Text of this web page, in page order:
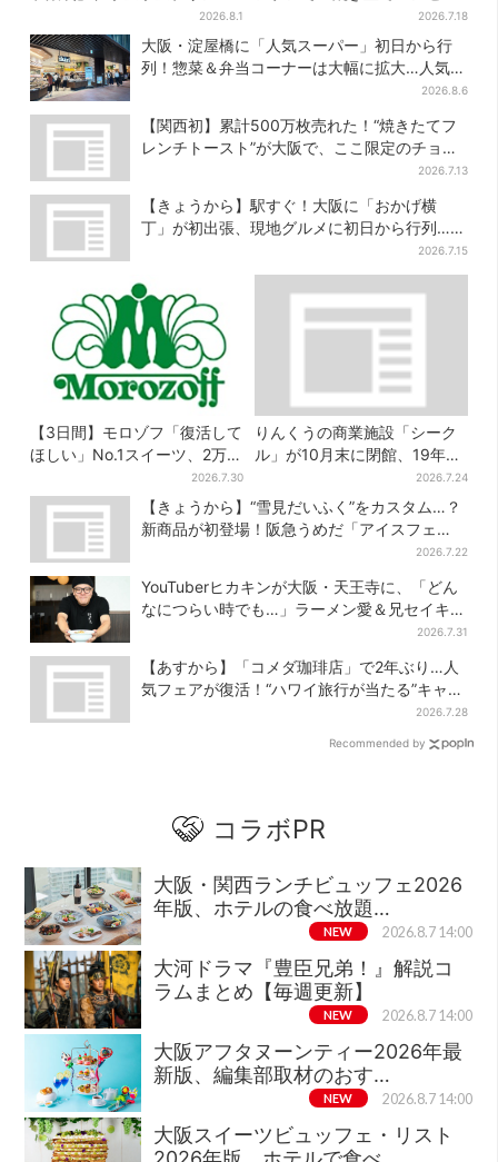
初コラボ 紙袋まで限定デザ
インに
2026.8.1
ル」、人気シリーズがお得
に…チョコクッキーも対象
2026.7.18
大阪・淀屋橋に「人気スーパー」初日から行
列！惣菜＆弁当コーナーは大幅に拡大…人気商
2026.8.6
【関西初】累計500万枚売れた！“焼きたてフ
レンチトースト”が大阪で、ここ限定のチョコ
2026.7.13
【きょうから】駅すぐ！大阪に「おかげ横
丁」が初出張、現地グルメに初日から行列…お
2026.7.15
【3日間】モロゾフ「復活して
ほしい」No.1スイーツ、2万
3865票から選ばれた名作を限
定販売
2026.7.30
りんくうの商業施設「シーク
ル」が10月末に閉館、19年の
歴史に幕…南大阪民に衝撃は
しる
2026.7.24
【きょうから】“雪見だいふく”をカスタム…？
新商品が初登場！阪急うめだ「アイスフェ
2026.7.22
YouTuberヒカキンが大阪・天王寺に、「どん
なにつらい時でも…」ラーメン愛＆兄セイキン
2026.7.31
【あすから】「コメダ珈琲店」で2年ぶり…人
気フェアが復活！“ハワイ旅行が当たる”キャン
2026.7.28
Recommended by
コラボPR
大阪・関西ランチビュッフェ2026
年版、ホテルの食べ放題…
NEW 2026.8.7 14:00
大河ドラマ『豊臣兄弟！』解説コ
ラムまとめ【毎週更新】
NEW 2026.8.7 14:00
大阪アフタヌーンティー2026年最
新版、編集部取材のおす…
NEW 2026.8.7 14:00
大阪スイーツビュッフェ・リスト